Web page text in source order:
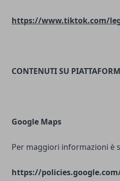
https://www.tiktok.com/
CONTENUTI SU
Google Maps
Per maggiori informazioni è
https://